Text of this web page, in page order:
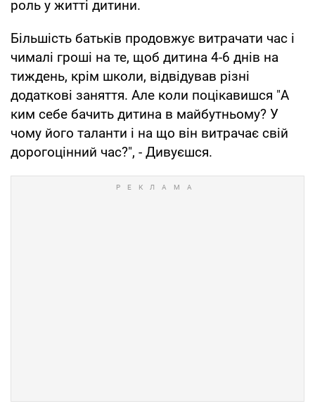
роль у житті дитини.
Більшість батьків продовжує витрачати час і
чималі гроші на те, щоб дитина 4-6 днів на
тиждень, крім школи, відвідував різні
додаткові заняття. Але коли поцікавишся "А
ким себе бачить дитина в майбутньому? У
чому його таланти і на що він витрачає свій
дорогоцінний час?", - Дивуєшся.